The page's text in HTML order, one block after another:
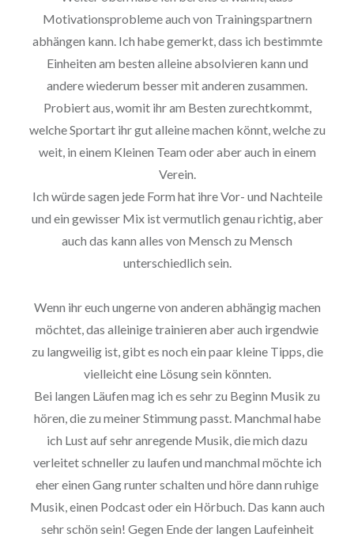
Motivationsprobleme auch von Trainingspartnern
abhängen kann. Ich habe gemerkt, dass ich bestimmte
Einheiten am besten alleine absolvieren kann und
andere wiederum besser mit anderen zusammen.
Probiert aus, womit ihr am Besten zurechtkommt,
welche Sportart ihr gut alleine machen könnt, welche zu
weit, in einem Kleinen Team oder aber auch in einem
Verein.
Ich würde sagen jede Form hat ihre Vor- und Nachteile
und ein gewisser Mix ist vermutlich genau richtig, aber
auch das kann alles von Mensch zu Mensch
unterschiedlich sein.
Wenn ihr euch ungerne von anderen abhängig machen
möchtet, das alleinige trainieren aber auch irgendwie
zu langweilig ist, gibt es noch ein paar kleine Tipps, die
vielleicht eine Lösung sein könnten.
Bei langen Läufen mag ich es sehr zu Beginn Musik zu
hören, die zu meiner Stimmung passt. Manchmal habe
ich Lust auf sehr anregende Musik, die mich dazu
verleitet schneller zu laufen und manchmal möchte ich
eher einen Gang runter schalten und höre dann ruhige
Musik, einen Podcast oder ein Hörbuch. Das kann auch
sehr schön sein! Gegen Ende der langen Laufeinheit